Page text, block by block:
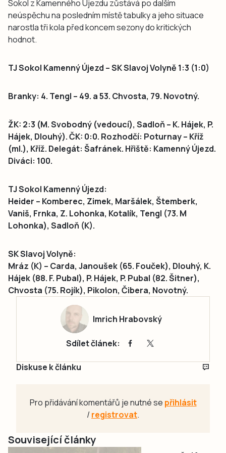
Sokol z Kamenného Újezdu zůstává po dalším
neúspěchu na posledním místě tabulky a jeho situace
narostla tři kola před koncem sezony do kritických
hodnot.
TJ Sokol Kamenný Újezd – SK Slavoj Volyně 1:3 (1:0)
Branky: 4. Tengl – 49. a 53. Chvosta, 79. Novotný.
ŽK: 2:3 (M. Svobodný (vedoucí), Sadloň – K. Hájek, P.
Hájek, Dlouhý). ČK: 0:0. Rozhodčí: Poturnay – Kříž
(ml.), Kříž. Delegát: Šafránek. Hřiště: Kamenný Újezd.
Diváci: 100.
TJ Sokol Kamenný Újezd:
Heider – Komberec, Zimek, Maršálek, Štemberk,
Vaniš, Frnka, Z. Lohonka, Kotalík, Tengl (73. M
Lohonka), Sadloň (K).
SK Slavoj Volyně:
Mráz (K) – Carda, Janoušek (65. Fouček), Dlouhý, K.
Hájek (88. F. Pubal), P. Hájek, P. Pubal (82. Šitner),
Chvosta (75. Rojík), Pikolon, Čibera, Novotný.
Imrich Hrabovský
Sdílet článek:
Diskuse k článku
Pro přidávání komentářů je nutné se přihlásit
/registrovat.
Související články